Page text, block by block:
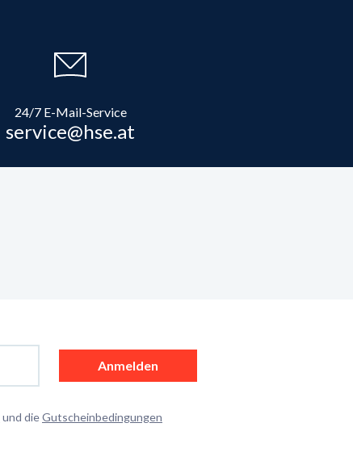
24/7 E-Mail-Service
service@hse.at
Anmelden
und dieGutscheinbedingungen